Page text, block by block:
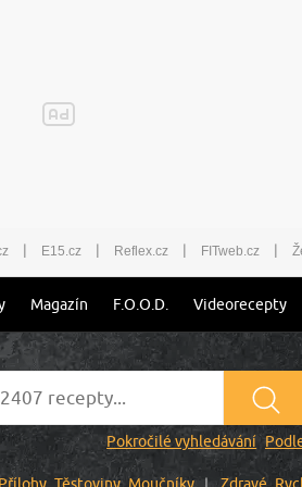
| E15.cz | Reflex.cz | FITweb.cz |
Magazín F.O.O.D. Videorecepty
Pokročilé vyhledávání